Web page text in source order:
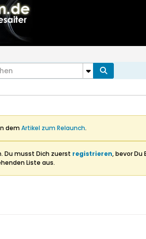
demArtikel zum Relaunch.
Du musst Dich zuerst registrieren, bevor Du
Liste aus.